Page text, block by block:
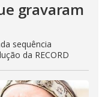
gravaram
sequência
da RECORD